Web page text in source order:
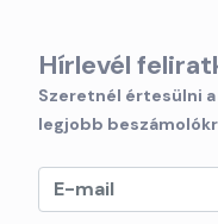
Hírlevél
Szeretnél értesülni
legjobb